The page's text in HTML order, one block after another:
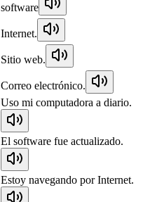
software
Internet.
Sitio web.
Correo electrónico.
Uso mi computadora a diario.
El software fue actualizado.
Estoy navegando por Internet.